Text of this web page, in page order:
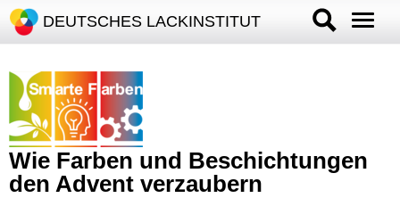
DEUTSCHES LACKINSTITUT
Wie Farben und Beschichtungen
den Advent verzaubern